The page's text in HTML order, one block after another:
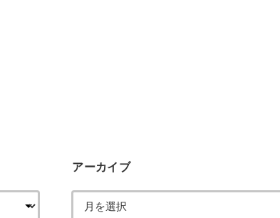
アーカイブ